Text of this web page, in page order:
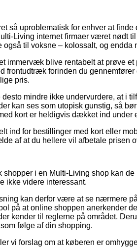
så uproblematisk for enhver at
Living internet firmaer været nødt
også til voksne – kolossalt, og
immervæk blive rentabelt at prøve
frontudtræk forinden du
pris.
desto mindre ikke undervurdere, at i
kan ses som utopisk gunstig, så
kort er heldigvis dækket ind under
ind for bestillinger med kort eller
af at du hellere vil afbetale prisen
shopper i en Multi-Living shop kan
ikke videre interessant.
kan derfor være at se nærmere
på at online shoppen anerkender
kender til reglerne på området.
følge af din shopping.
vi forslag om at køberen er